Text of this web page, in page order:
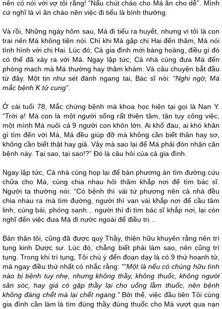
nên có nói với vợ tôi rằng! “Nấu chút cháo cho Má ăn cho dễ”. Mình
cứ nghĩ là vì ăn cháo nên việc đi tiểu là bình thường.
Và rồi, Những ngày hôm sau, Má đi tiểu ra huyết, nhưng vì tôi là con
trai nên Má không tiện nói. Chỉ khi Má gặp chị Hai đến thăm, Má nói
tình hình với chị Hai. Lúc đó, Cả gia đình mới bàng hoàng, điều gì đó
có thể đã xảy ra với Má. Ngay lập tức, Cả nhà cùng đưa Má đến
phòng mạch mà Má thường hay thăm khám. Và câu chuyện bắt đầu
từ đây. Một tin như sét đánh ngang tai, Bác sĩ nói: “Nghi ngờ, Má
mắc bệnh K tử cung”
Ở cái tuổi 78, Mắc chứng bệnh mà khoa học hiện tại gọi là Nan Y.
“Trời ạ! Má con là một người sống rất thiện tâm, tận tụy công việc,
một mình Má nuôi cả 9 người con khôn lớn. Ai khổ đau, ai khó khăn
gì tìm đến với Má, Má đều giúp đỡ mà không cần biết thân hay sơ,
không cần biết thật hay giả. Vậy mà sao lại để Má phải đón nhận căn
bệnh này. Tại sao, tại sao!?” Đó là câu hỏi của cả gia đình.
Ngay lập tức, Cả nhà cùng họp lại để bàn phương án tìm đường cứu
chữa cho Má, cùng chia nhau hỏi thăm khắp nơi để tìm bác sĩ.
Người ta thường nói: “Có bệnh thì vái tứ phương nên cả nhà đều
chia nhau ra mà tìm đường, người thì van vái khắp nơi để cầu tâm
linh, cúng bái, phóng sanh... người thì đi tìm bác sĩ khắp nơi, lại còn
nghĩ đến việc đưa Má đi nước ngoài để điều trị…
Bản thân tôi, cũng đã được quý Thầy, thiện hữu khuyên rằng nên trì
tụng kinh Dược sư. Lúc đó, chẳng biết phải làm sao, nên cũng trì
tụng. Trong khi trì tụng, Tôi chú ý đến đoạn dạy là có 9 thứ hoạnh tử,
mà ngay điều thứ nhất có nhắc rằng: ““Một là nếu có chúng hữu tình
nào bị bệnh tuy nhẹ, nhưng không thầy, không thuốc, không người
săn sóc, hay giá có gặp thầy lại cho uống lầm thuốc, nên bệnh
không đáng chết mà lại chết ngang.”Bởi thế, việc đầu tiên Tôi cùng
gia đình cần làm là tìm đúng thầy đúng thuốc cho Má vượt qua nạn